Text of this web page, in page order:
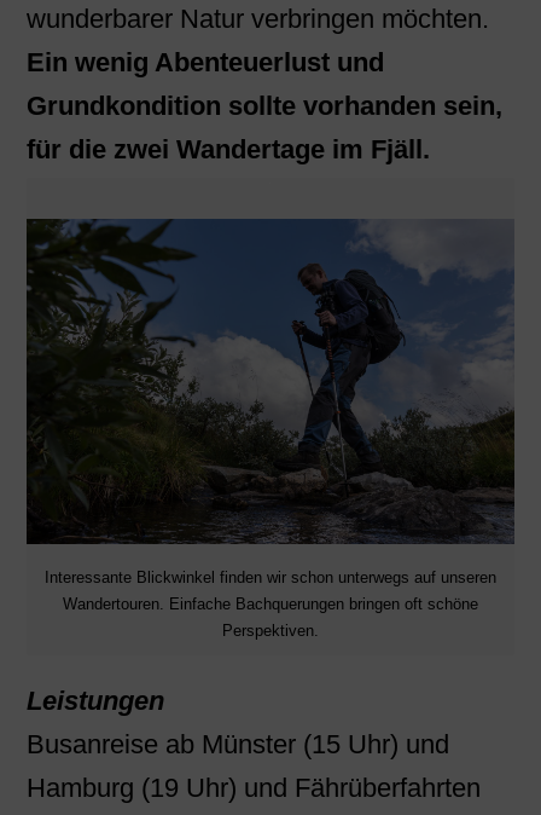
wunderbarer Natur verbringen möchten.
Ein wenig Abenteuerlust und
Grundkondition sollte vorhanden sein,
für die zwei Wandertage im Fjäll.
Interessante Blickwinkel finden wir schon unterwegs auf unseren
Wandertouren. Einfache Bachquerungen bringen oft schöne
Perspektiven.
Leistungen
Busanreise ab Münster (15 Uhr) und
Hamburg (19 Uhr) und Fährüberfahrten